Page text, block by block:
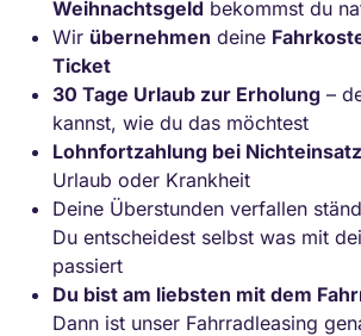
Weihnachtsgeld bekommst du
Wir übernehmen deine
Ticket
30 Tage Urlaub zur Erholung –
kannst, wie du das möchtest
Lohnfortzahlung bei Nichteinsatz
Urlaub oder Krankheit
Deine Überstunden verfallen
Du entscheidest selbst was mit
passiert
Du bist am liebsten mit dem
Dann ist unser Fahrradleasing